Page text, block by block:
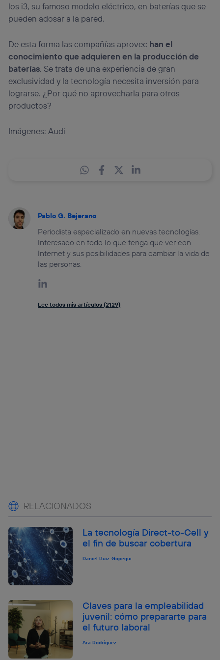
los i3, su famoso modelo eléctrico, en baterías que se
pueden adosar a la pared.
De esta forma las compañías aprovec han el
conocimiento que adquieren en la producción de
baterías. Se trata de una experiencia de gran
exclusividad y la tecnología necesita inversión para
lograrse. ¿Por qué no aprovecharla para otros
productos?
Imágenes: Audi
Pablo G. Bejerano
Periodista especializado en nuevas tecnologías.
Interesado en todo lo que tenga que ver con
Internet y sus posibilidades para cambiar la vida de
las personas.
Lee todos mis artículos (2129)
RELACIONADOS
La tecnología Direct-to-Cell y
el fin de buscar cobertura
Daniel Ruiz-Gopegui
Claves para la empleabilidad
juvenil: cómo prepararte para
el futuro laboral
Ara Rodríguez